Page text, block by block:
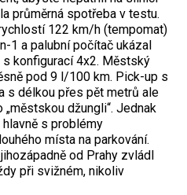
průměrná spotřeba v testu.
122 km/h (tempomat)
1 a palubní počítač ukázal
konfigurací 4x2. Městský
pod 9 l/100 km. Pick-up s
s délkou přes pět metrů ale
džungli“. Jednak
s problémy
místa na parkování.
od Prahy zvládl
při svižném, nikoliv